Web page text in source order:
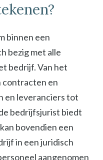
binnen een
bezig met alle
bedrijf. Van het
contracten en
en leveranciers tot
bedrijfsjurist biedt
bovendien een
in een juridisch
aangenomen